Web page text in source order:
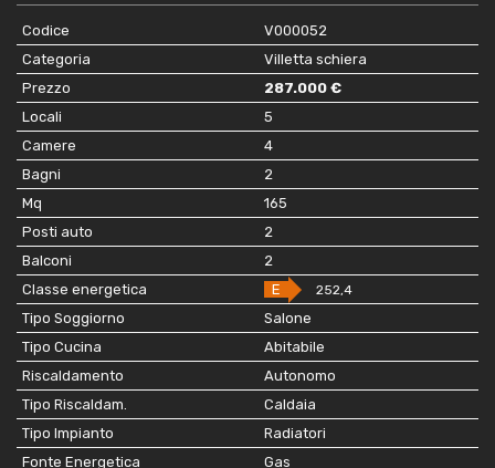
Codice
V000052
Categoria
Villetta schiera
Prezzo
287.000 €
Locali
5
Camere
4
Bagni
2
Mq
165
Posti auto
2
Balconi
2
Classe energetica
E 252,4
Tipo Soggiorno
Salone
Tipo Cucina
Abitabile
Riscaldamento
Autonomo
Tipo Riscaldam.
Caldaia
Tipo Impianto
Radiatori
Fonte Energetica
Gas